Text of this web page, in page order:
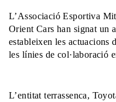
L’Associació Esportiva
Orient Cars han signat un
estableixen les
les línies de col·laboració
L’entitat terrassenca,